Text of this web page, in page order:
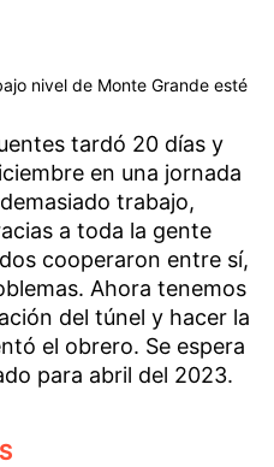
nivel de Monte Grande esté
tardó 20 días y
en una jornada
trabajo,
a toda la gente
cooperaron entre sí,
Ahora tenemos
del túnel y hacer la
el obrero. Se espera
para abril del 2023.